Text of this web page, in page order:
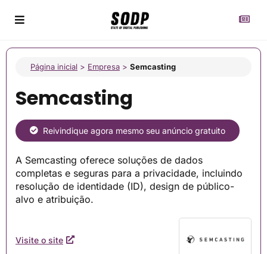
Página inicial > Empresa > Semcasting
Semcasting
Reivindique agora mesmo seu anúncio gratuito
A Semcasting oferece soluções de dados
completas e seguras para a privacidade, incluindo
resolução de identidade (ID), design de público-
alvo e atribuição.
Visite o site